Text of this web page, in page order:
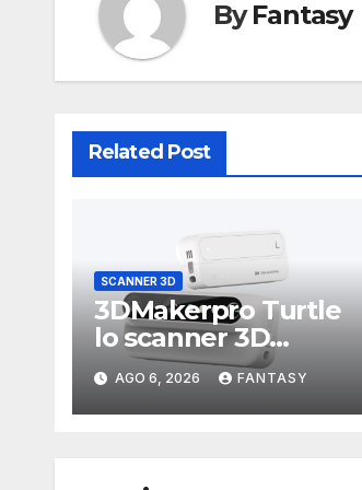
ByFantasy
Related Post
SCANNER 3D
3DMakerpro Turtle
lo scanner 3D
modulare con tre
testine
intercambiabili
AGO 6, 2026 FANTASY